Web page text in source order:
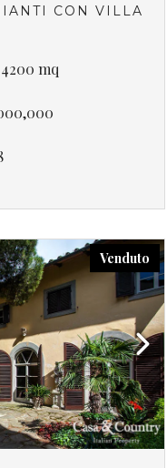
CON VILLA
4200 mq
Venduto
Next